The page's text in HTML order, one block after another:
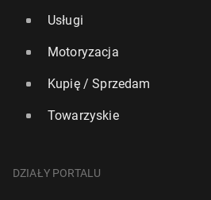
Usługi
Motoryzacja
Kupię / Sprzedam
Towarzyskie
DZIAŁY PORTALU